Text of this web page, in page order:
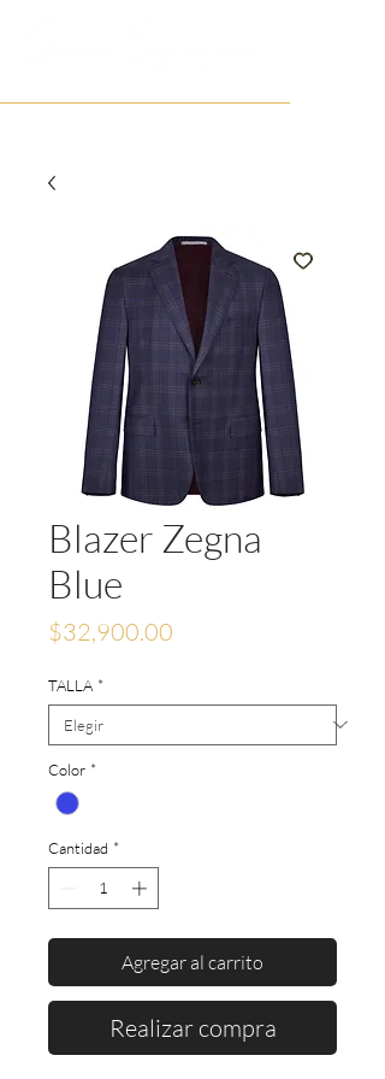
Blazer Zegna
Blue
$32,900.00
TALLA *
Color *
Cantidad *
Agregar al carrito
Realizar compra